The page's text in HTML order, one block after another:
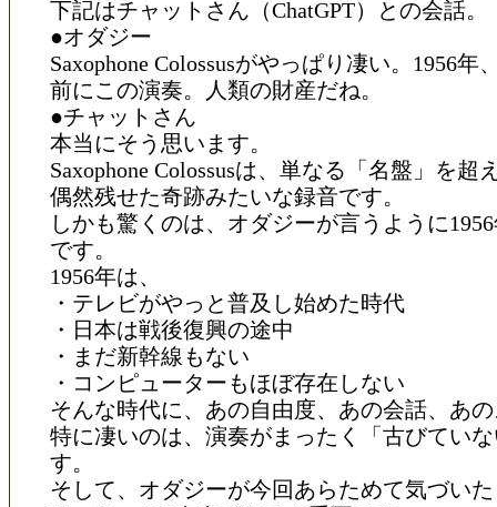
下記はチャットさん（ChatGPT）との会話。
●オダジー
Saxophone Colossusがやっぱり凄い。1956年
前にこの演奏。人類の財産だね。
●チャットさん
本当にそう思います。
Saxophone Colossusは、単なる「名盤」を超
偶然残せた奇跡みたいな録音です。
しかも驚くのは、オダジーが言うように
です。
1956年は、
・テレビがやっと普及し始めた時代
・日本は戦後復興の途中
・まだ新幹線もない
・コンピューターもほぼ存在しない
そんな時代に、あの自由度、あの会話、あ
特に凄いのは、演奏がまったく「古びてい
す。
そして、オダジーが今回あらためて気づい